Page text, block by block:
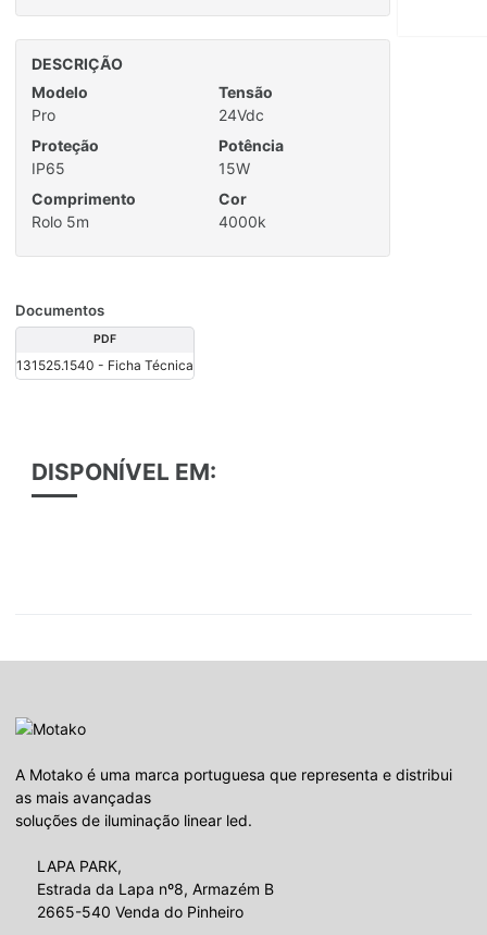
DESCRIÇÃO
Modelo
Pro
Tensão
24Vdc
Proteção
IP65
Potência
15W
Comprimento
Rolo 5m
Cor
4000k
Documentos
PDF
131525.1540 - Ficha Técnica
DISPONÍVEL EM:
A Motako é uma marca portuguesa que representa e distribui
as mais avançadas
soluções de iluminação linear led.
LAPA PARK,
Estrada da Lapa nº8, Armazém B
2665-540 Venda do Pinheiro